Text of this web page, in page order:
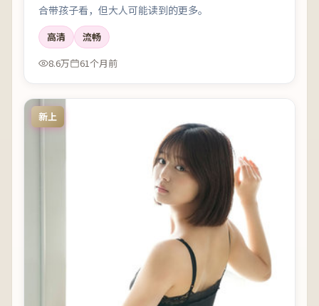
合带孩子看，但大人可能读到的更多。
高清
流畅
8.6万
61个月前
新上